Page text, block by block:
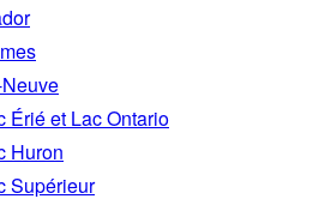
Érié et Lac Ontario
Huron
Supérieur